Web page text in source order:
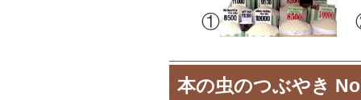
①
本の虫のつぶやき